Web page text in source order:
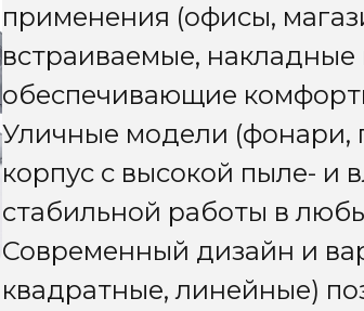
применения (офисы,
встраиваемые, накладные
обеспечивающие
Уличные модели (фонари,
корпус с высокой пыле- и
стабильной работы в
Современный дизайн и
квадратные, линейные)